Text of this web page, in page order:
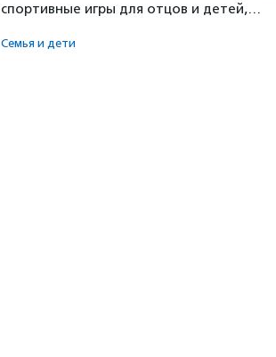
спортивные игры для отцов и детей,…
Семья и дети